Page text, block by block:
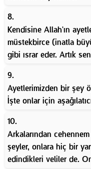
8.
Kendisine Allah'ın
müstekbirce (inatla
gibi ısrar eder. Artık
9.
Ayetlerimizden bir şey
İşte onlar için
10.
Arkalarından
şeyler, onlara hiç bir
edindikleri veliler de.